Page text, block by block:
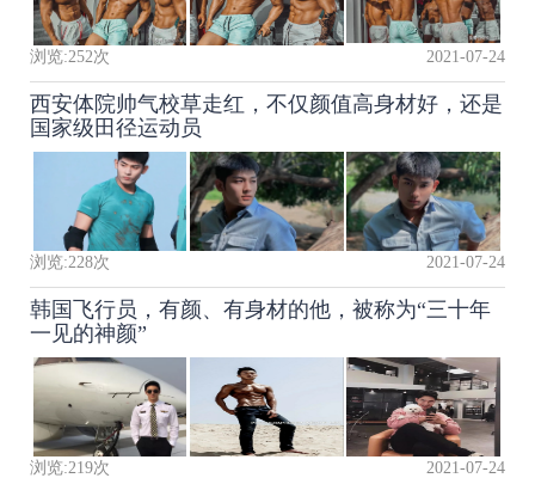
浏览:252次 2021-07-24
西安体院帅气校草走红，不仅颜值高身材好，还是
国家级田径运动员
浏览:228次 2021-07-24
韩国飞行员，有颜、有身材的他，被称为“三十年
一见的神颜”
浏览:219次 2021-07-24